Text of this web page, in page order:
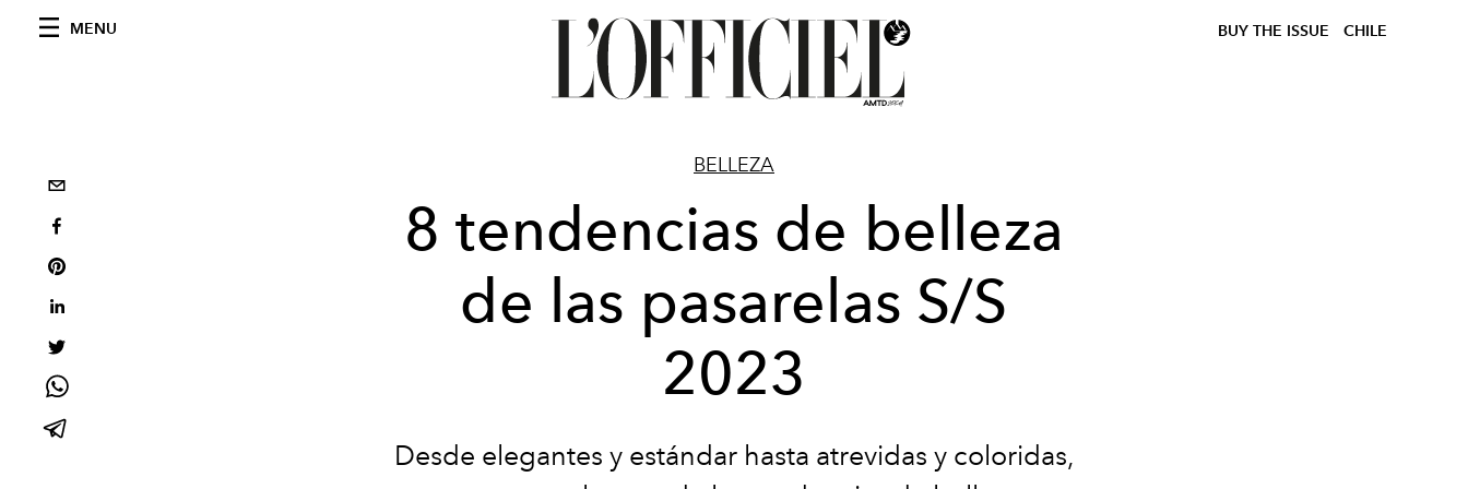
MENU BUY THE ISSUE CHILE
BELLEZA
8 tendencias de belleza
de las pasarelas S/S
2023
Desde elegantes y estándar hasta atrevidas y coloridas,